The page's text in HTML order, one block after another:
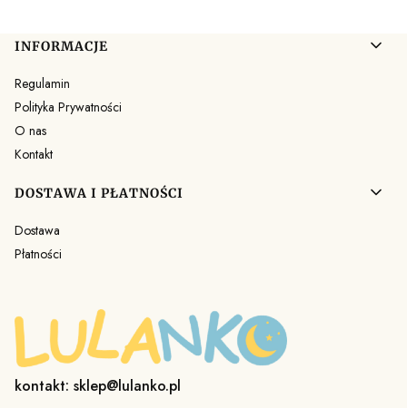
Linki w stopce
INFORMACJE
Regulamin
Polityka Prywatności
O nas
Kontakt
DOSTAWA I PŁATNOŚCI
Dostawa
Płatności
kontakt: sklep@lulanko.pl